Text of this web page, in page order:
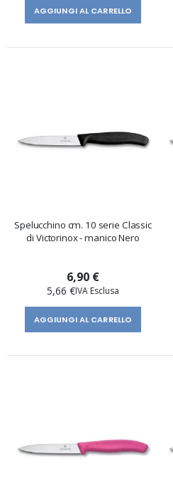
AGGIUNGI AL CARRELLO
Spelucchino cm. 10 serie Classic
di Victorinox - manico Nero
6,90 €
5,66 €
AGGIUNGI AL CARRELLO